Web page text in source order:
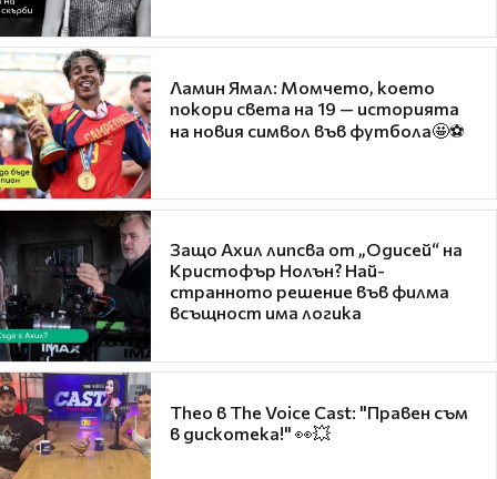
Ламин Ямал: Момчето, което
покори света на 19 — историята
на новия символ във футбола🤩⚽
Защо Ахил липсва от „Одисей“ на
Кристофър Нолън? Най-
странното решение във филма
всъщност има логика
Theo в The Voice Cast: "Правен съм
в дискотека!" 👀💥